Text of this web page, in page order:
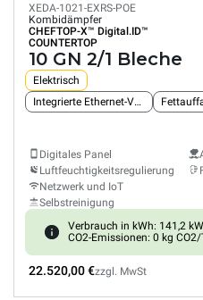
XEDA-1021-EXRS-POE
Kombidämpfer
CHEFTOP-X™ Digital.ID™
COUNTERTOP
10 GN 2/1 Bleche
Elektrisch
Integrierte Ethernet-Verbindung
Digitales Panel
Luftfeuchtigkeitsregulierung
Netzwerk und IoT
Selbstreinigung
Verbrauch in kWh: 141,2
CO2-Emissionen: 0 kg CO2/
22.520,00 €zzgl. MwSt